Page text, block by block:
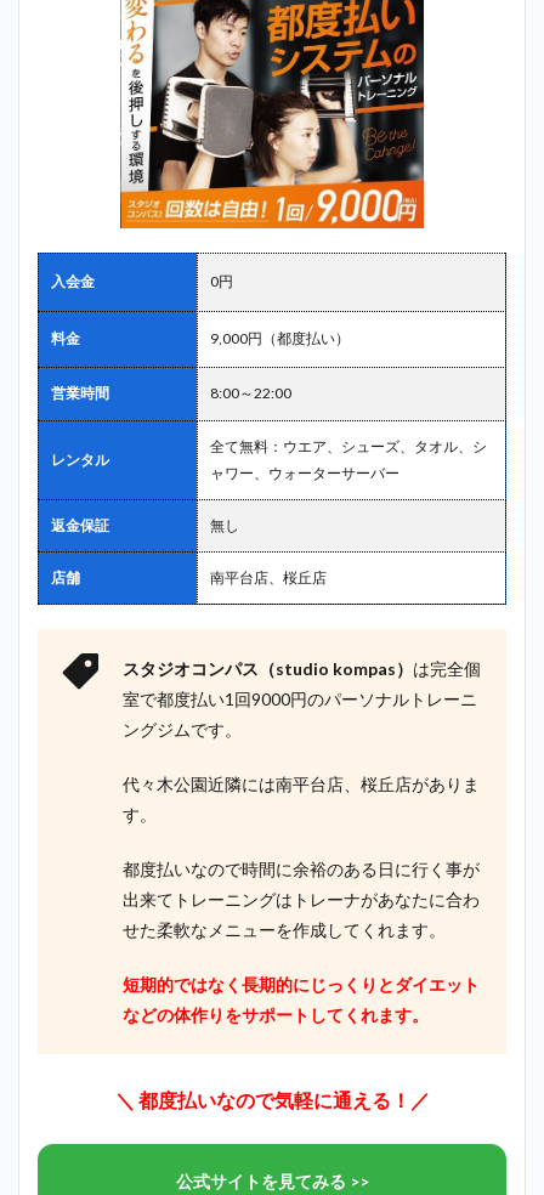
入会金 0円
料金 9,000円（都度払い）
営業時間 8:00～22:00
レンタル
全て無料：ウエア、シューズ、タオル、シ
ャワー、ウォーターサーバー
返金保証 無し
店舗 南平台店、桜丘店
スタジオコンパス（studio kompas） は完全個
室で都度払い1回9000円のパーソナルトレーニ
ングジムです。
代々木公園近隣には南平台店、桜丘店がありま
す。
都度払いなので時間に余裕のある日に行く事が
出来てトレーニングはトレーナがあなたに合わ
せた柔軟なメニューを作成してくれます。
短期的ではなく長期的にじっくりとダイエット
などの体作りをサポートしてくれます。
＼ 都度払いなので気軽に通える！／
公式サイトを見てみる >>